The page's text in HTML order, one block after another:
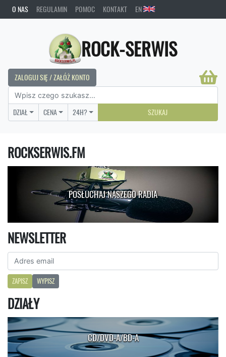
O NAS REGULAMIN POMOC KONTAKT EN
ROCK-SERWIS
ZALOGUJ SIĘ / ZAŁÓŻ KONTO
DZIAŁ CENA 24H? SZUKAJ
ROCKSERWIS.FM
POSŁUCHAJ NASZEGO RADIA
NEWSLETTER
ZAPISZ WYPISZ
DZIAŁY
CD/DVD-A/BD-A